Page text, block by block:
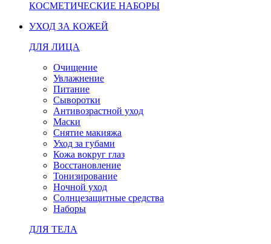
КОСМЕТИЧЕСКИЕ НАБОРЫ
УХОД ЗА КОЖЕЙ
ДЛЯ ЛИЦА
Очищение
Увлажнение
Питание
Сыворотки
Антивозрастной уход
Маски
Снятие макияжа
Уход за губами
Кожа вокруг глаз
Восстановление
Тонизирование
Ночной уход
Солнцезащитные средства
Наборы
ДЛЯ ТЕЛА